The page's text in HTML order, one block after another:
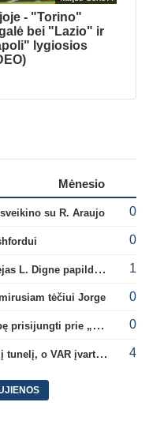
- "Torino"
bei "Lazio" ir
lygiosios
Mėnesio
su R. Araujo 0
0
Pagrindinis Prancūzijos rinktinės žaidėjas L. Digne papildė PSG gretas 1
tėčiui Jorge 0
F. Lopezas pakomentavo Rodri galimybę prisijungti prie „Barcelona“ ekipos 0
Brazilijoje įvartį šventęs žaidėjas įkrito į tunelį, o VAR įvartį atšaukė 4